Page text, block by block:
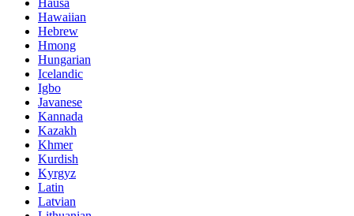
Hausa
Hawaiian
Hebrew
Hmong
Hungarian
Icelandic
Igbo
Javanese
Kannada
Kazakh
Khmer
Kurdish
Kyrgyz
Latin
Latvian